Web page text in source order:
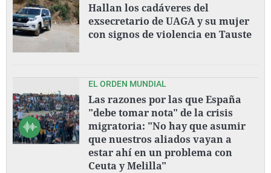
Hallan los cadáveres del
exsecretario de UAGA y su mujer
con signos de violencia en Tauste
EL ORDEN MUNDIAL
Las razones por las que España
"debe tomar nota" de la crisis
migratoria: "No hay que asumir
que nuestros aliados vayan a
estar ahí en un problema con
Ceuta y Melilla"